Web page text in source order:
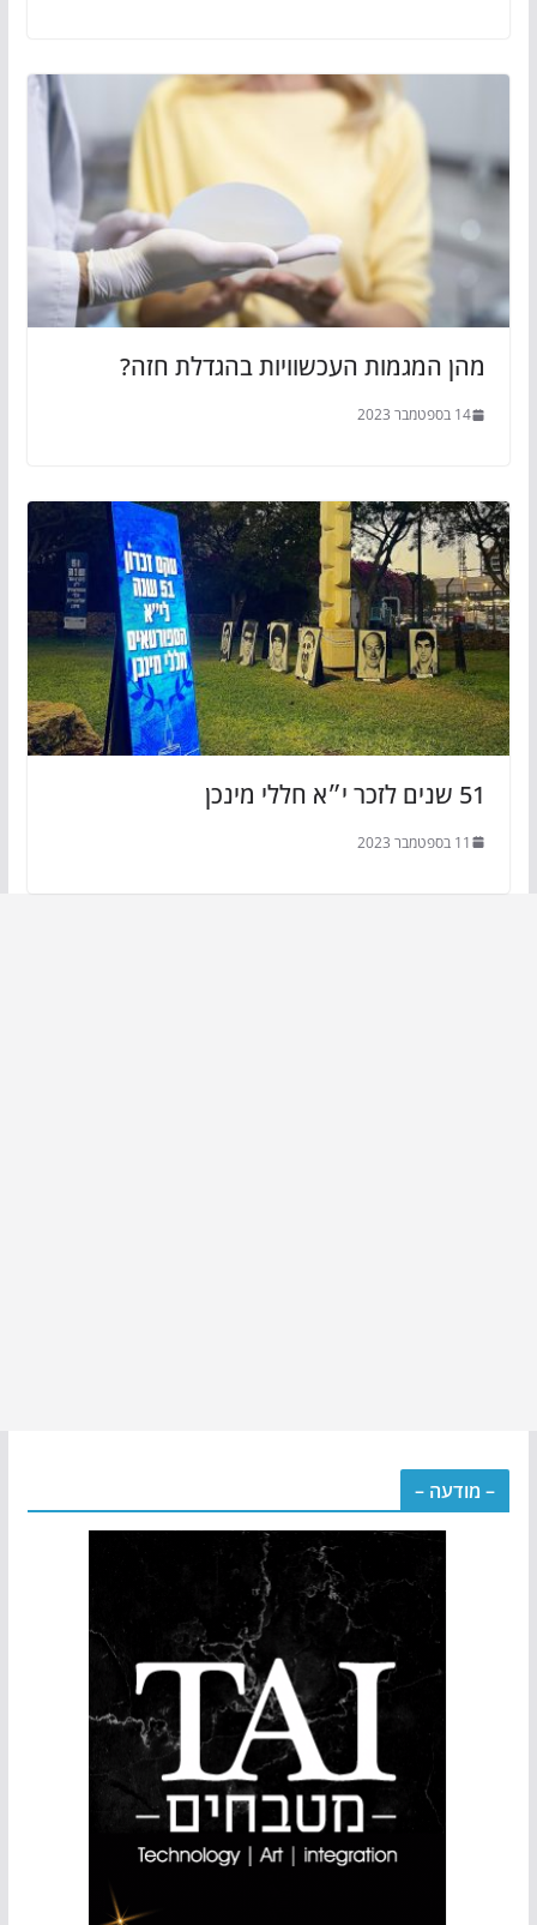
מהן המגמות העכשוויות בהגדלת חזה?
14 בספטמבר 2023
51 שנים לזכר י״א חללי מינכן
11 בספטמבר 2023
– מודעה –